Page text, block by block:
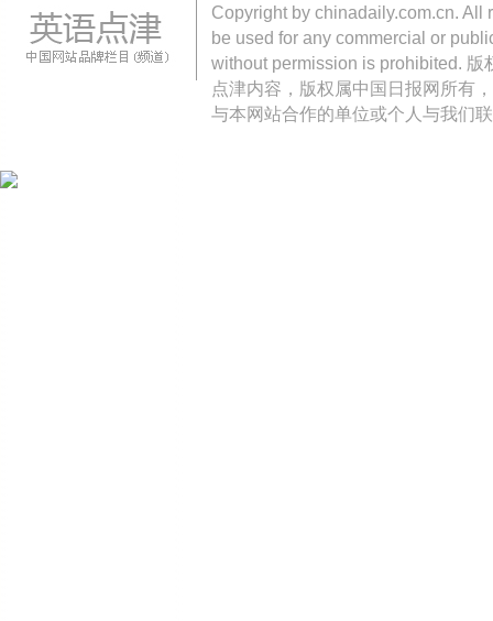
Copyright by chinadaily.com.cn. All
be used for any commercial or
without permission is prohibited.
点津内容，版权属中国日报网所有
与本网站合作的单位或个人与我们